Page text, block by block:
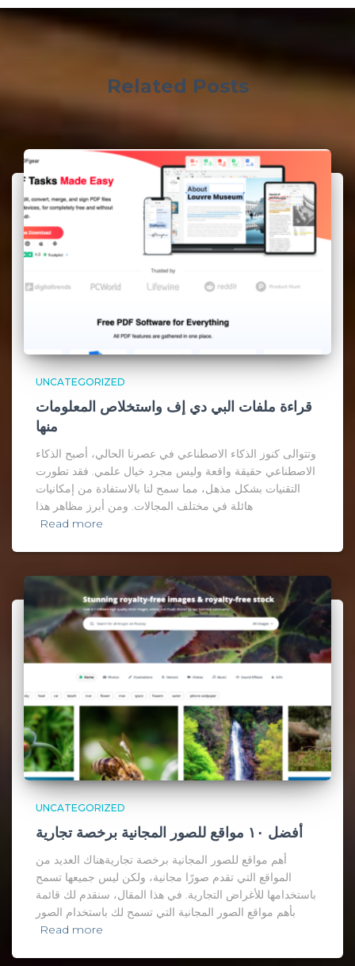
Related Posts
UNCATEGORIZED
قراءة ملفات البي دي إف واستخلاص المعلومات
منها
وتتوالى كنوز الذكاء الاصطناعي في عصرنا الحالي، أصبح الذكاء
الاصطناعي حقيقة واقعة وليس مجرد خيال علمي. فقد تطورت
التقنيات بشكل مذهل، مما سمح لنا بالاستفادة من إمكانيات
هائلة في مختلف المجالات. ومن أبرز مظاهر هذا
Read more
UNCATEGORIZED
أفضل ١٠ مواقع للصور المجانية برخصة تجارية
أهم مواقع للصور المجانية برخصة تجاريةهناك العديد من
المواقع التي تقدم صورًا مجانية، ولكن ليس جميعها تسمح
باستخدامها للأغراض التجارية. في هذا المقال، سنقدم لك قائمة
بأهم مواقع الصور المجانية التي تسمح لك باستخدام الصور
Read more